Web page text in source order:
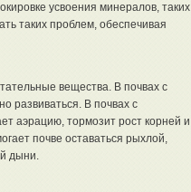
усвоения минералов, таких
таких проблем, обеспечивая
вещества. В почвах с
развиваться. В почвах с
аэрацию, тормозит рост корней и
почве оставаться рыхлой,
дыни.